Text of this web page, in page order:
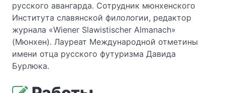
русского авангарда. Сотрудник мюнхенского
Института славянской филологии, редактор
журнала «Wiener Slawistischer Almanach»
(Мюнхен). Лауреат Международной отметины
имени отца русского футуризма Давида
Бурлюка.